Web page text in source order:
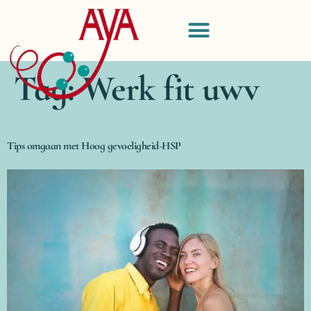
Tag:Werk fit uwv
Tips omgaan met Hoog gevoeligheid-HSP